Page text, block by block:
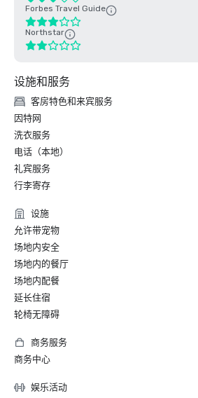
Forbes Travel Guide
Northstar
设施和服务
客房特色和来宾服务
因特网
洗衣服务
电话（本地）
礼宾服务
行李寄存
设施
允许带宠物
场地内安全
场地内的餐厅
场地内配餐
延长住宿
轮椅无障碍
商务服务
商务中心
娱乐活动